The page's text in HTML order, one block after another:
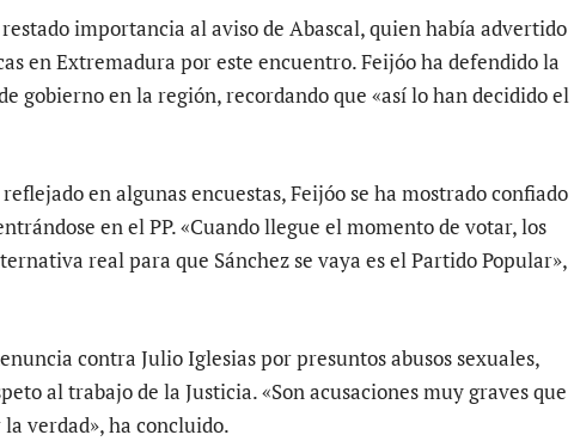
importancia al aviso de Abascal, quien había advertido
en Extremadura por este encuentro. Feijóo ha defendido la
gobierno en la región, recordando que «así lo han decidido el
en algunas encuestas, Feijóo se ha mostrado confiado
en el PP. «Cuando llegue el momento de votar, los
real para que Sánchez se vaya es el Partido Popular»,
contra Julio Iglesias por presuntos abusos sexuales,
al trabajo de la Justicia. «Son acusaciones muy graves que
verdad», ha concluido.